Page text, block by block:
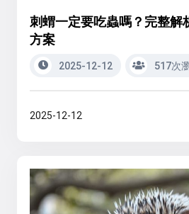
刺蝟一定要吃蟲嗎？完整解
方案
2025-12-12 517次
2025-12-12